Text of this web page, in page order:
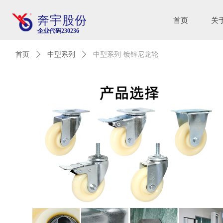
首页 关
奔宇股份
企业代码230236
首页 ꄲ 中型系列 ꄲ 中型系列-镀锌尼龙轮